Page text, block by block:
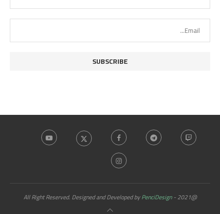
@2021 - All Right Reserved. Designed and Developed by
PenciDesign